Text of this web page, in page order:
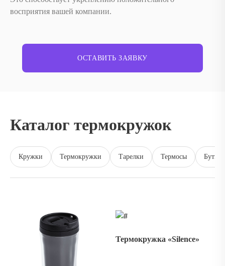
восприятия вашей компании.
ОСТАВИТЬ ЗАЯВКУ
Каталог термокружок
Кружки Термокружки Тарелки Термосы
Термокружка «Silence»